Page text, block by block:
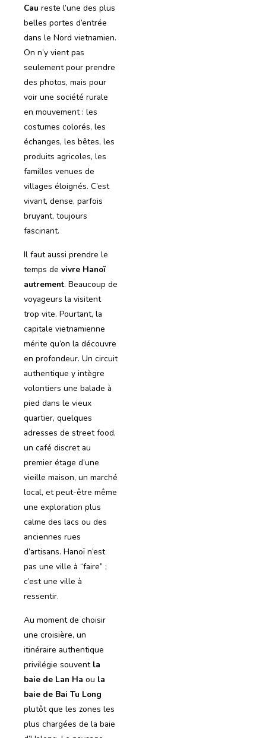
Cau reste l’une des plus
belles portes d’entrée
dans le Nord vietnamien.
On n’y vient pas
seulement pour prendre
des photos, mais pour
voir une société rurale
en mouvement : les
costumes colorés, les
échanges, les bêtes, les
produits agricoles, les
familles venues de
villages éloignés. C’est
vivant, dense, parfois
bruyant, toujours
fascinant.
Il faut aussi prendre le
temps de vivre Hanoï
autrement. Beaucoup de
voyageurs la visitent
trop vite. Pourtant, la
capitale vietnamienne
mérite qu’on la découvre
en profondeur. Un circuit
authentique y intègre
volontiers une balade à
pied dans le vieux
quartier, quelques
adresses de street food,
un café discret au
premier étage d’une
vieille maison, un marché
local, et peut-être même
une exploration plus
calme des lacs ou des
anciennes rues
d’artisans. Hanoï n’est
pas une ville à “faire” ;
c’est une ville à
ressentir.
Au moment de choisir
une croisière, un
itinéraire authentique
privilégie souvent la
baie de Lan Ha ou la
baie de Bai Tu Long
plutôt que les zones les
plus chargées de la baie